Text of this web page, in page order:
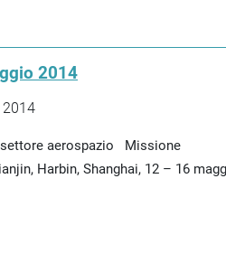
2014
aerospazio Missione
Harbin, Shanghai, 12 – 16